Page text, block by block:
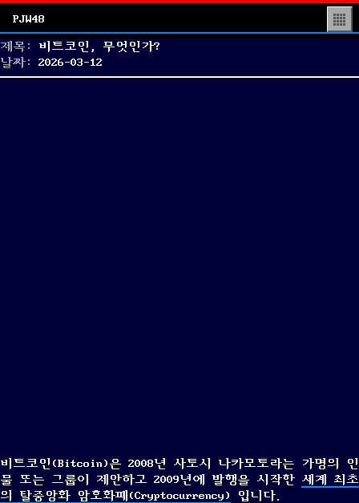
PJW48 ▒
제목:
비트코인, 무엇인가?
날짜:
Posted
on
2026-03-12
비트코인(Bitcoin)은 2008년 사토시 나카모토라는 가명의 인
물 또는 그룹이 제안하고 2009년에 발행을 시작한 세계 최초
의 탈중앙화 암호화폐(Cryptocurrency)
입니다.